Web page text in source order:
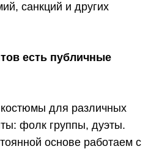
санкций и других
есть публичные
для различных
фолк группы, дуэты.
основе работаем с